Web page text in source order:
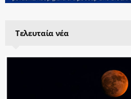
Τελευταία νέα